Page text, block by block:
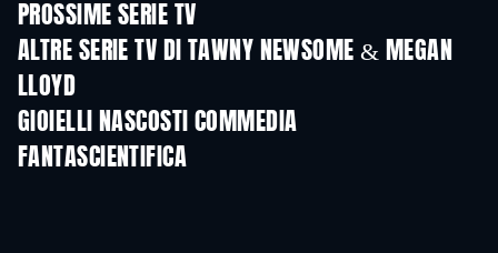
PROSSIME SERIE TV
Stagione 2
ALTRE SERIE TV DI TAWNY NEWSOME & MEGAN
LLOYD
GIOIELLI NASCOSTI COMMEDIA
FANTASCIENTIFICA